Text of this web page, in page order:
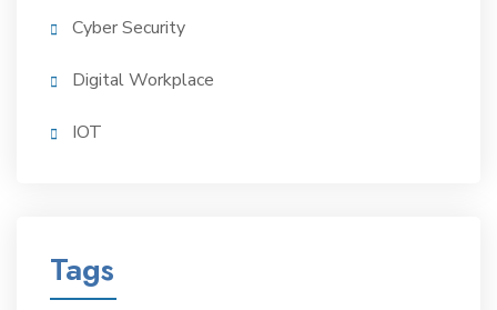
Cyber Security
Digital Workplace
IOT
Tags